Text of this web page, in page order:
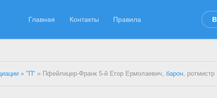
Главная Контакты Правила
»"П" » Пфейлицер-Франк 5-й Егор Ермолаевич,барон, ротмистр